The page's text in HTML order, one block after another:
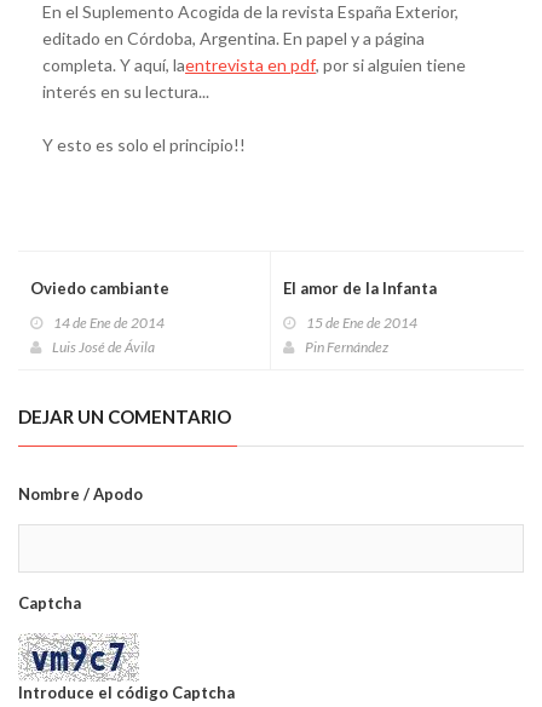
En el Suplemento Acogida de la revista España Exterior,
editado en Córdoba, Argentina. En papel y a página
completa. Y aquí, laentrevista en pdf, por si alguien tiene
interés en su lectura...
Y esto es solo el principio!!
Oviedo cambiante
14 de Ene de 2014
Luis José de Ávila
El amor de la Infanta
15 de Ene de 2014
Pin Fernández
DEJAR UN COMENTARIO
Nombre / Apodo
Captcha
Introduce el código Captcha